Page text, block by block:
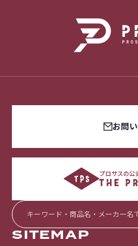
お問
プロサスの公
SITEMAP